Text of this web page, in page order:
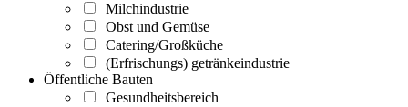
Milchindustrie
Obst und Gemüse
Catering/Großküche
(Erfrischungs) getränkeindustrie
Öffentliche Bauten
Gesundheitsbereich